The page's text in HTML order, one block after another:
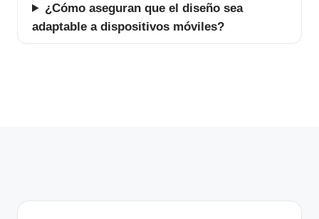
¿Cómo aseguran que el diseño sea
adaptable a dispositivos móviles?